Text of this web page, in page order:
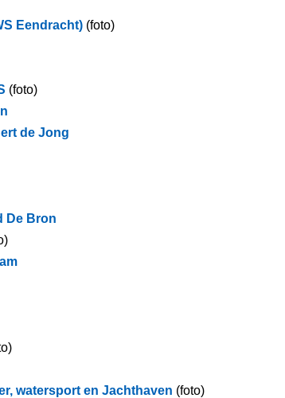
Eendracht) (foto)
(foto)
de Jong
De Bron
watersport en Jachthaven (foto)